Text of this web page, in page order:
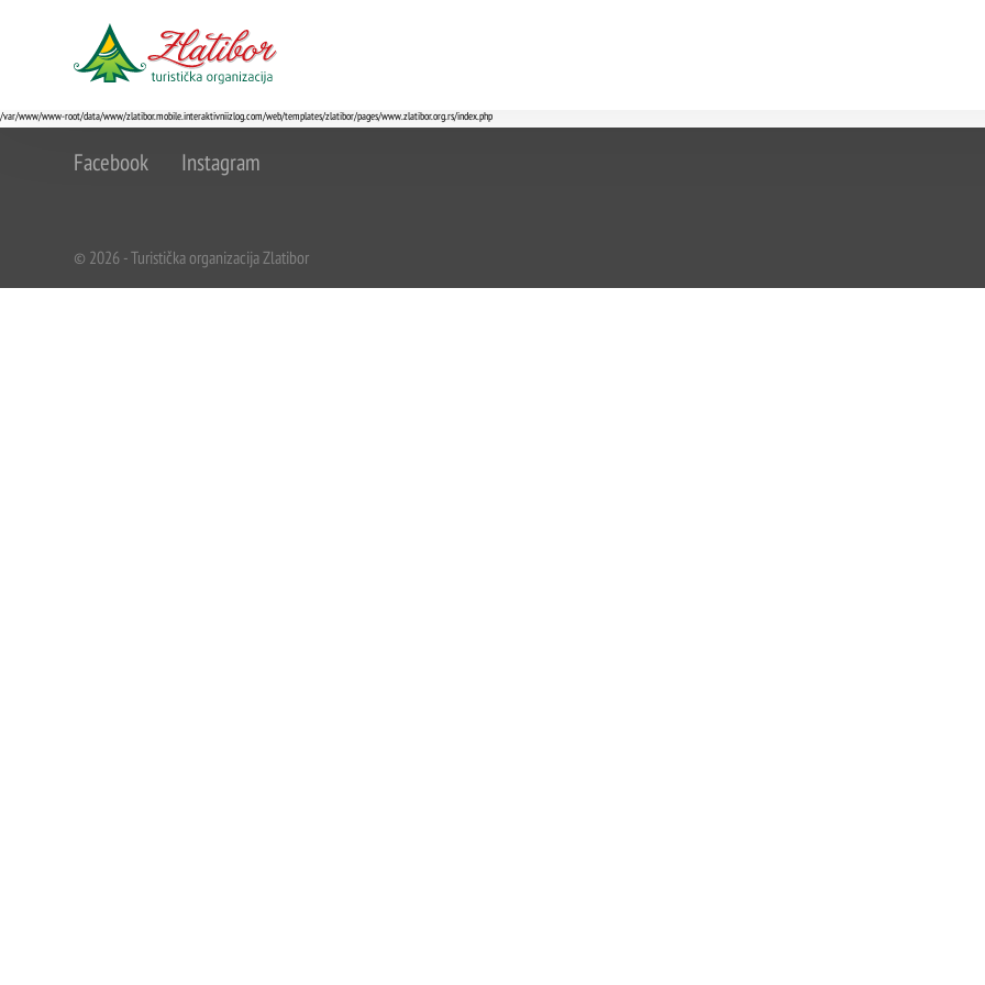
/var/www/www-root/data/www/zlatibor.mobile.interaktivniizlog.com/web/templates/zlatibor/pages/www.zlatibor.org.rs/index.php
Facebook Instagram
© 2026 - Turistička organizacija Zlatibor